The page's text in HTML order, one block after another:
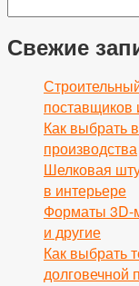
Свежие
поставщиков
Как выбрать
производства
Шелковая
в интерьере
Форматы 3D-
и другие
Как выбрать
долговечной